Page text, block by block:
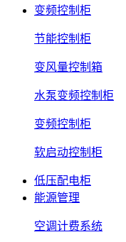
变频控制柜
节能控制柜
变风量控制箱
水泵变频控制柜
变频控制柜
软启动控制柜
低压配电柜
能源管理
空调计费系统